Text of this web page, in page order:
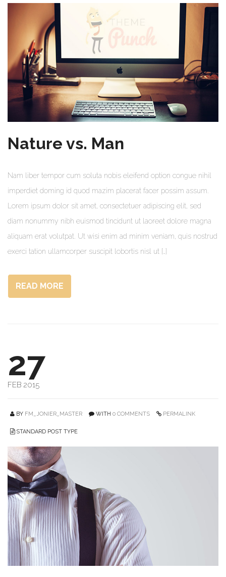
Nature vs. Man
Nam liber tempor cum soluta nobis eleifend option congue nihil
imperdiet doming id quod mazim placerat facer possim assum.
Lorem ipsum dolor sit amet, consectetuer adipiscing elit, sed
diam nonummy nibh euismod tincidunt ut laoreet dolore magna
aliquam erat volutpat. Ut wisi enim ad minim veniam, quis nostrud
exerci tation ullamcorper suscipit lobortis nisl ut […]
READ MORE
27
FEB 2015
BY FM_JONIER_MASTER WITH 0 COMMENTS PERMALINK
STANDARD POST TYPE